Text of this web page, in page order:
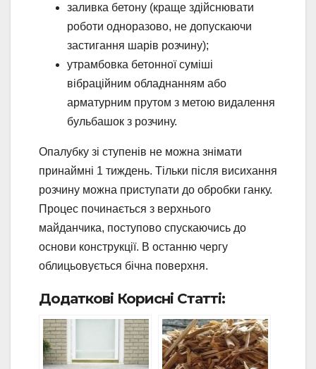
заливка бетону (краще здійснювати
роботи одноразово, не допускаючи
застигання шарів розчину);
утрамбовка бетонної суміші
вібраційним обладнанням або
арматурним прутом з метою видалення
бульбашок з розчину.
Опалубку зі ступенів не можна знімати
принаймні 1 тиждень. Тільки після висихання
розчину можна приступати до обробки ганку.
Процес починається з верхнього
майданчика, поступово спускаючись до
основи конструкції. В останню чергу
облицьовується бічна поверхня.
Додаткові Корисні Статті: